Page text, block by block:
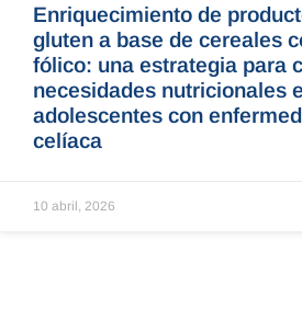
Enriquecimiento de
gluten a base de cereales
fólico: una estrategia para
necesidades nutricionales
adolescentes con
celíaca
10 abril, 2026